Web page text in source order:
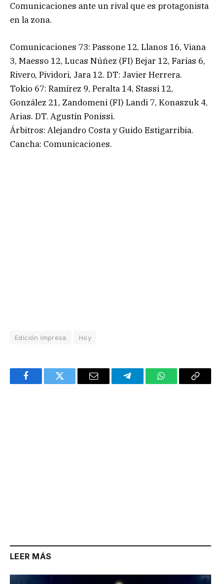
Comunicaciones ante un rival que es protagonista
en la zona.
Comunicaciones 73: Passone 12, Llanos 16, Viana
3, Maesso 12, Lucas Núñez (FI) Bejar 12, Farías 6,
Rivero, Pividori, Jara 12. DT: Javier Herrera.
Tokio 67: Ramírez 9, Peralta 14, Stassi 12,
González 21, Zandomeni (FI) Landi 7, Konaszuk 4,
Arias. DT. Agustín Ponissi.
Árbitros: Alejandro Costa y Guido Estigarribia.
Cancha: Comunicaciones.
Edición Impresa Hoy
FacebookTwitter Email TelegramWhatsAppCopy
LEER MÁS